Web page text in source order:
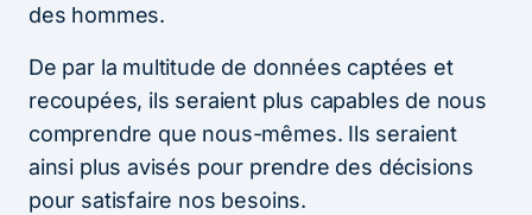
des hommes.
De par la multitude de données captées et
recoupées, ils seraient plus capables de nous
comprendre que nous-mêmes. Ils seraient
ainsi plus avisés pour prendre des décisions
pour satisfaire nos besoins.